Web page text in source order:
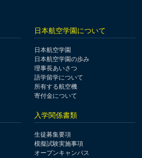
日本航空学園について
日本航空学園
日本航空学園の歩み
理事長あいさつ
語学留学について
所有する航空機
寄付金について
入学関係書類
生徒募集要項
模擬試験実施事項
オープンキャンパス